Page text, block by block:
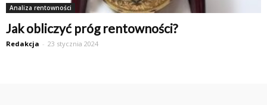
Analiza rentowności
Jak obliczyć próg rentowności?
Redakcja - 23 stycznia 2024